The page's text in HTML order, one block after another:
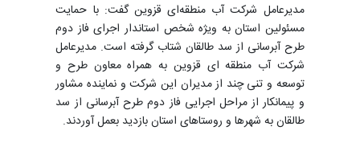
مدیرعامل شرکت آب منطقه‌ای قزوین گفت: با حمایت
مسئولین استان به ویژه شخص استاندار اجرای فاز دوم
طرح آبرسانی از سد طالقان شتاب گرفته است. مدیرعامل
شرکت آب منطقه ای قزوین به همراه معاون طرح و
توسعه و تنی چند از مدیران این شرکت و نماینده مشاور
و پیمانکار از مراحل اجرایی فاز دوم طرح آبرسانی از سد
طالقان به شهرها و روستاهای استان بازدید بعمل آوردند.